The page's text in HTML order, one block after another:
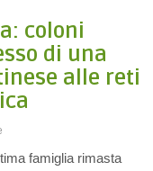
coloni
di una
alle reti
famiglia rimasta